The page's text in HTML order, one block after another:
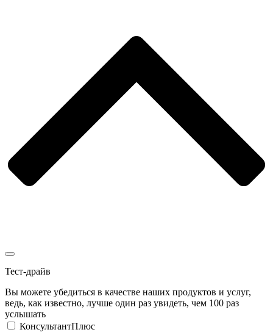
Тест-драйв
Вы можете убедиться в качестве наших продуктов и услуг,
ведь, как известно, лучше один раз увидеть, чем 100 раз
услышать
КонсультантПлюс